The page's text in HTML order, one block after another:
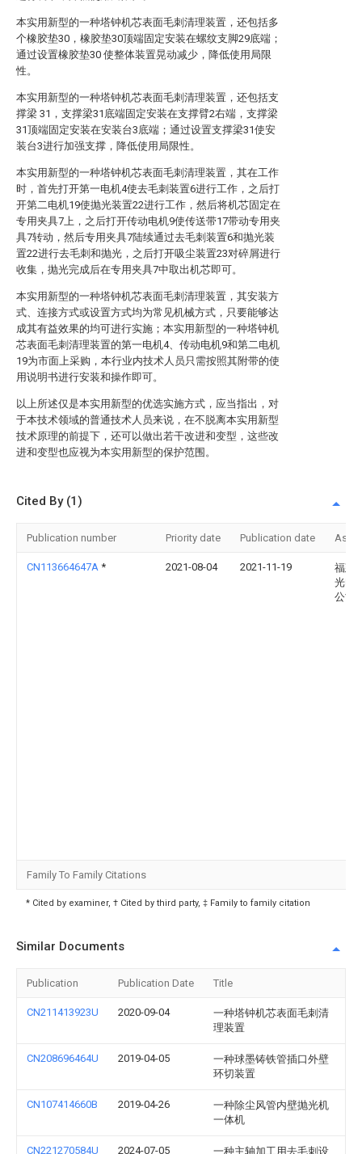
本实用新型的一种塔钟机芯表面毛刺清理装置，还包括多
个橡胶垫30，橡胶垫30顶端固定安装在螺纹支脚29底端；
通过设置橡胶垫30 使整体装置晃动减少，降低使用局限
性。
本实用新型的一种塔钟机芯表面毛刺清理装置，还包括支
撑梁 31，支撑梁31底端固定安装在支撑臂2右端，支撑梁
31顶端固定安装在安装台3底端；通过设置支撑梁31使安
装台3进行加强支撑，降低使用局限性。
本实用新型的一种塔钟机芯表面毛刺清理装置，其在工作
时，首先打开第一电机4使去毛刺装置6进行工作，之后打
开第二电机19使抛光装置22进行工作，然后将机芯固定在
专用夹具7上，之后打开传动电机9使传送带17带动专用夹
具7转动，然后专用夹具7陆续通过去毛刺装置6和抛光装
置22进行去毛刺和抛光，之后打开吸尘装置23对碎屑进行
收集，抛光完成后在专用夹具7中取出机芯即可。
本实用新型的一种塔钟机芯表面毛刺清理装置，其安装方
式、连接方式或设置方式均为常见机械方式，只要能够达
成其有益效果的均可进行实施；本实用新型的一种塔钟机
芯表面毛刺清理装置的第一电机4、传动电机9和第二电机
19为市面上采购，本行业内技术人员只需按照其附带的使
用说明书进行安装和操作即可。
以上所述仅是本实用新型的优选实施方式，应当指出，对
于本技术领域的普通技术人员来说，在不脱离本实用新型
技术原理的前提下，还可以做出若干改进和变型，这些改
进和变型也应视为本实用新型的保护范围。
Cited By (1)
Publication number Priority date Publication date
CN113664647A * 2021-08-04 2021-11-19
福建
光电
公司
Family To Family Citations
* Cited by examiner, † Cited by third party, ‡ Family to family citation
Similar Documents
Publication Publication Date Title
CN211413923U 2020-09-04
一种塔钟机芯表面毛刺清
理装置
CN208696464U 2019-04-05
一种球墨铸铁管插口外壁
环切装置
CN107414660B 2019-04-26
一种除尘风管内壁抛光机
一体机
CN221270584U 2024-07-05
一种主轴加工用去毛刺设